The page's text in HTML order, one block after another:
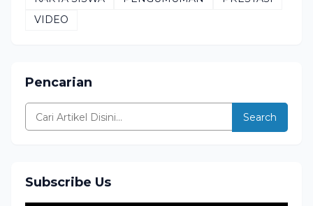
VIDEO
Pencarian
Search
Subscribe Us